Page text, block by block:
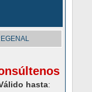
hasta: